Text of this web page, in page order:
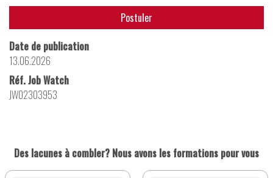
Postuler
Date de publication
13.06.2026
Réf. Job Watch
JW02303953
Des lacunes à combler? Nous avons les formations pour vous